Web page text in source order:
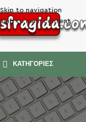
Skip to navigation
Skip to main content
ΚΑΤΗΓΟΡΙΕΣ
ΦΙΛΤΡΟ ΑΝΑ ΤΙΜΗ